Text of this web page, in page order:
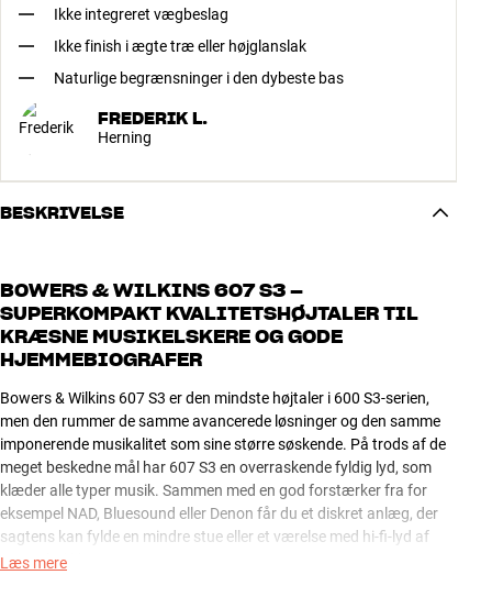
Ikke integreret vægbeslag
Ikke finish i ægte træ eller højglanslak
Naturlige begrænsninger i den dybeste bas
FREDERIK L.
Herning
BESKRIVELSE
BOWERS & WILKINS 607 S3 –
SUPERKOMPAKT KVALITETSHØJTALER TIL
KRÆSNE MUSIKELSKERE OG GODE
HJEMMEBIOGRAFER
Bowers & Wilkins 607 S3 er den mindste højtaler i 600 S3-serien,
men den rummer de samme avancerede løsninger og den samme
imponerende musikalitet som sine større søskende. På trods af de
meget beskedne mål har 607 S3 en overraskende fyldig lyd, som
klæder alle typer musik. Sammen med en god forstærker fra for
eksempel NAD, Bluesound eller Denon får du et diskret anlæg, der
sagtens kan fylde en mindre stue eller et værelse med hi-fi-lyd af
meget høj klasse.
Læs mere